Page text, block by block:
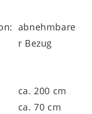
abnehmbare
r Bezug
ca. 200 cm
ca. 70 cm